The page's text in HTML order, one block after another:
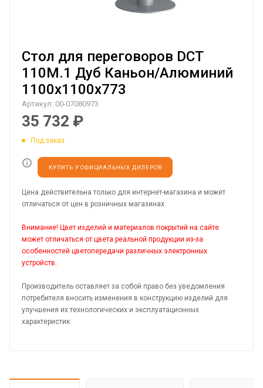
Стол для переговоров DCT
110M.1 Дуб Каньон/Алюминий
1100х1100х773
Артикул: 00-07080973
35 732 ₽
Под заказ
КУПИТЬ У ОФИЦИАЛЬНЫХ ДИЛЕРОВ
Цена действительна только для интернет-магазина и может
отличаться от цен в розничных магазинах.
Внимание! Цвет изделий и материалов покрытий на сайте
может отличаться от цвета реальной продукции из-за
особенностей цветопередачи различных электронных
устройств.
Производитель оставляет за собой право без уведомления
потребителя вносить изменения в конструкцию изделий для
улучшения их технологических и эксплуатационных
характеристик.